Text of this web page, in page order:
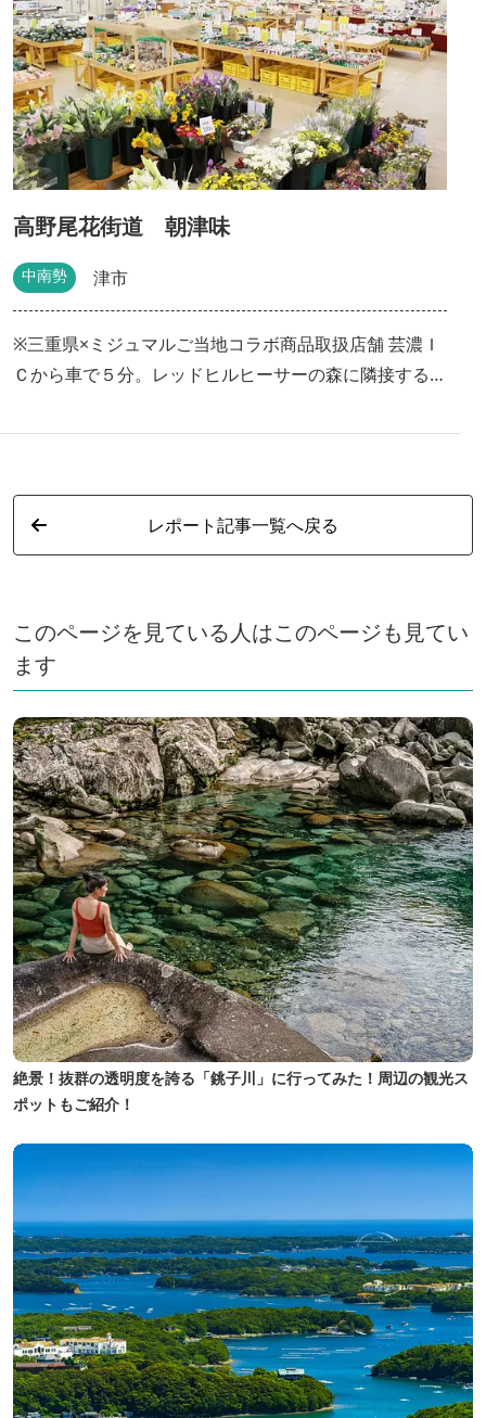
高野尾花街道 朝津味
中南勢 津市
※三重県×ミジュマルご当地コラボ商品取扱店舗 芸濃Ｉ
Ｃから車で５分。レッドヒルヒーサーの森に隣接する三
でゆったりとお買物をお楽しみいただけます。 400軒以
の特産品やお土産などが売場に並ぶほか、地域食材を使
った店内自家製の和菓子やとうふ、惣菜も人気。 あさ
つみ食堂では、定食やうどん、丼もののメニューをご用
した、小皿料理&みそ汁がついてくるので、四季折々の
味わいをお楽みいただけます。 食後のデザートには、
当店自家製のジェラートも人気です。 イベント情報 随
津味の日々の入荷情報など配信中！ ★インスタグラ
ム ★フェイスブック
レポート記事一覧へ戻る
このページを見ている人はこのページも見てい
ます
絶景！抜群の透明度を誇る「銚子川」に行ってみた！周辺の観光ス
ポットもご紹介！